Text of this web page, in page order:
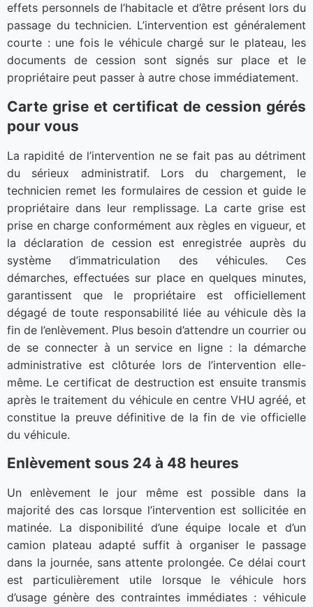
effets personnels de l’habitacle et d’être présent lors du
passage du technicien. L’intervention est généralement
courte : une fois le véhicule chargé sur le plateau, les
documents de cession sont signés sur place et le
propriétaire peut passer à autre chose immédiatement.
Carte grise et certificat de cession gérés
pour vous
La rapidité de l’intervention ne se fait pas au détriment
du sérieux administratif. Lors du chargement, le
technicien remet les formulaires de cession et guide le
propriétaire dans leur remplissage. La carte grise est
prise en charge conformément aux règles en vigueur, et
la déclaration de cession est enregistrée auprès du
système d’immatriculation des véhicules. Ces
démarches, effectuées sur place en quelques minutes,
garantissent que le propriétaire est officiellement
dégagé de toute responsabilité liée au véhicule dès la
fin de l’enlèvement. Plus besoin d’attendre un courrier ou
de se connecter à un service en ligne : la démarche
administrative est clôturée lors de l’intervention elle-
même. Le certificat de destruction est ensuite transmis
après le traitement du véhicule en centre VHU agréé, et
constitue la preuve définitive de la fin de vie officielle
du véhicule.
Enlèvement sous 24 à 48 heures
Un enlèvement le jour même est possible dans la
majorité des cas lorsque l’intervention est sollicitée en
matinée. La disponibilité d’une équipe locale et d’un
camion plateau adapté suffit à organiser le passage
dans la journée, sans attente prolongée. Ce délai court
est particulièrement utile lorsque le véhicule hors
d’usage génère des contraintes immédiates : véhicule